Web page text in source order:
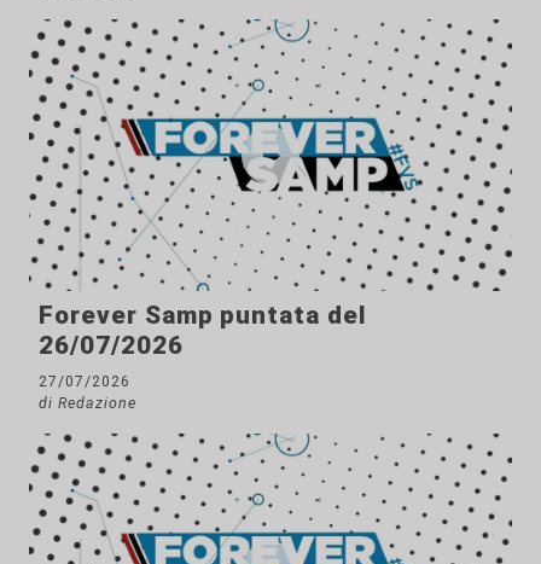
Forever Samp puntata del
26/07/2026
27/07/2026
di Redazione